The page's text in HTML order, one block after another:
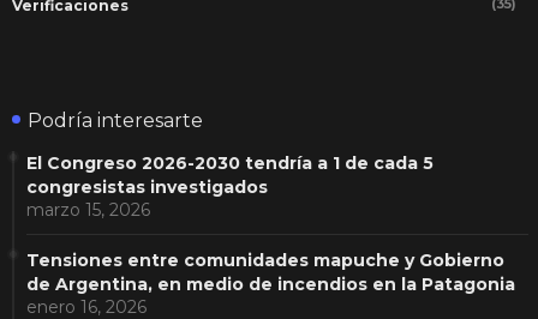
Verificaciones (35)
Podría interesarte
El Congreso 2026-2030 tendría a 1 de cada 5
congresistas investigados
marzo 15, 2026
Tensiones entre comunidades mapuche y Gobierno
de Argentina, en medio de incendios en la Patagonia
enero 16, 2026